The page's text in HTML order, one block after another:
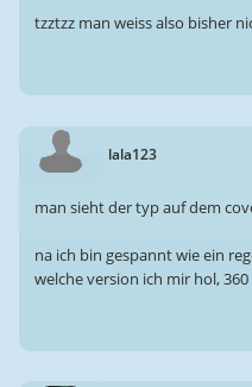
tzztzz man weiss also bisher
lala123
man sieht der typ auf dem
na ich bin gespannt wie ein
welche version ich mir hol, 360